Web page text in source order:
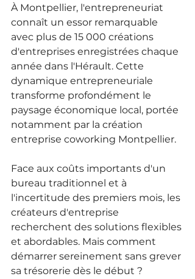
À Montpellier, l'entrepreneuriat
connaît un essor remarquable
avec plus de 15 000 créations
d'entreprises enregistrées chaque
année dans l'Hérault. Cette
dynamique entrepreneuriale
transforme profondément le
paysage économique local, portée
notamment par la création
entreprise coworking Montpellier.
Face aux coûts importants d'un
bureau traditionnel et à
l'incertitude des premiers mois, les
créateurs d'entreprise
recherchent des solutions flexibles
et abordables. Mais comment
démarrer sereinement sans grever
sa trésorerie dès le début ?